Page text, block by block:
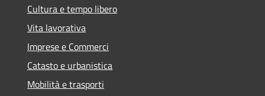
Cultura e tempo libero
Vita lavorativa
Imprese e Commerci
Catasto e urbanistica
Mobilità e trasporti